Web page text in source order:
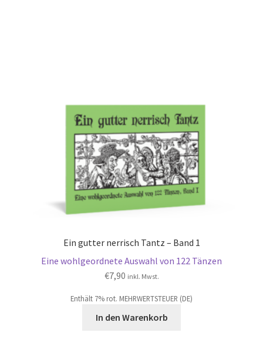
Ein gutter nerrisch Tantz – Band 1
Eine wohlgeordnete Auswahl von 122 Tänzen
€7,90 inkl. Mwst.
Enthält 7% rot. MEHRWERTSTEUER (DE)
In den Warenkorb